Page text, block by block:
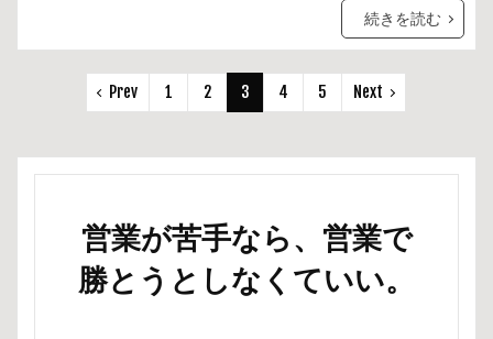
続きを読む
Prev 1 2 3 4 5 Next
営業が苦手なら、営業で
勝とうとしなくていい。